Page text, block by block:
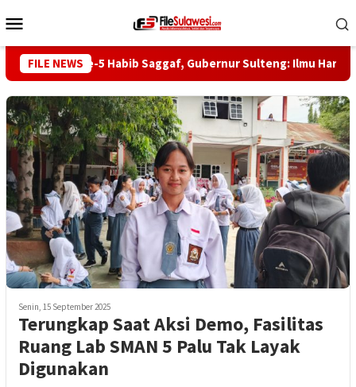
ke
Mobile
FILE NEWS
Haul ke-5 Habib Saggaf, Gubernur Sulteng: Ilmu Harus Jadi
Senin, 15 September 2025
Terungkap Saat Aksi Demo, Fasilitas
Ruang Lab SMAN 5 Palu Tak Layak
Digunakan